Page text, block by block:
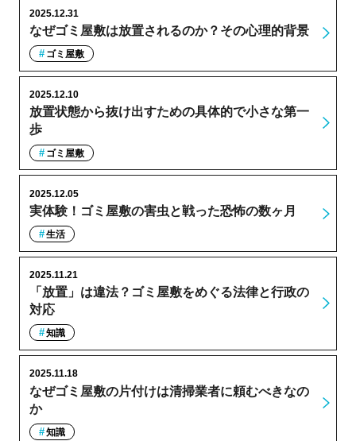
なぜゴミ屋敷は放置されるのか？その心理的背景
2025.12.31
ゴミ屋敷
放置状態から抜け出すための具体的で小さな第一
歩
2025.12.10
ゴミ屋敷
実体験！ゴミ屋敷の害虫と戦った恐怖の数ヶ月
2025.12.05
生活
「放置」は違法？ゴミ屋敷をめぐる法律と行政の
対応
2025.11.21
知識
なぜゴミ屋敷の片付けは清掃業者に頼むべきなの
か
2025.11.18
知識